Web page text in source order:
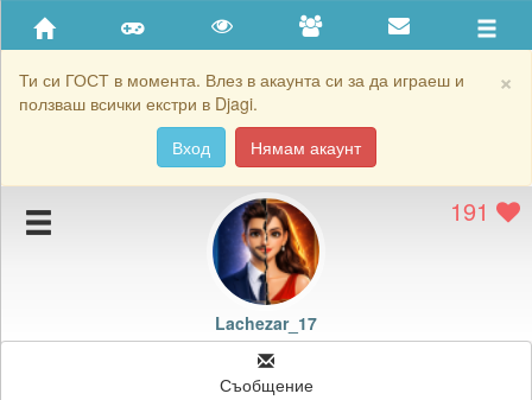
×
Ти си ГОСТ в момента. Влез в акаунта си за да играеш и
ползваш всички екстри в Djagi.
Вход
Нямам акаунт
Приятели
Хронология на игри
Подаръците на Lachezar_17
Картичките на Lachezar_17
Блокирай Lachezar_17
191
Lachezar_17
Съобщение